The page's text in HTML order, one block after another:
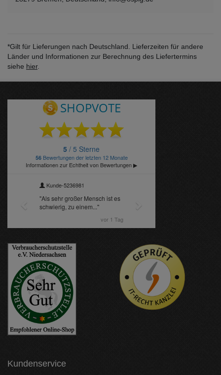
*Gilt für Lieferungen nach Deutschland. Lieferzeiten für andere
Länder und Informationen zur Berechnung des Liefertermins
siehe hier.
Kundenservice